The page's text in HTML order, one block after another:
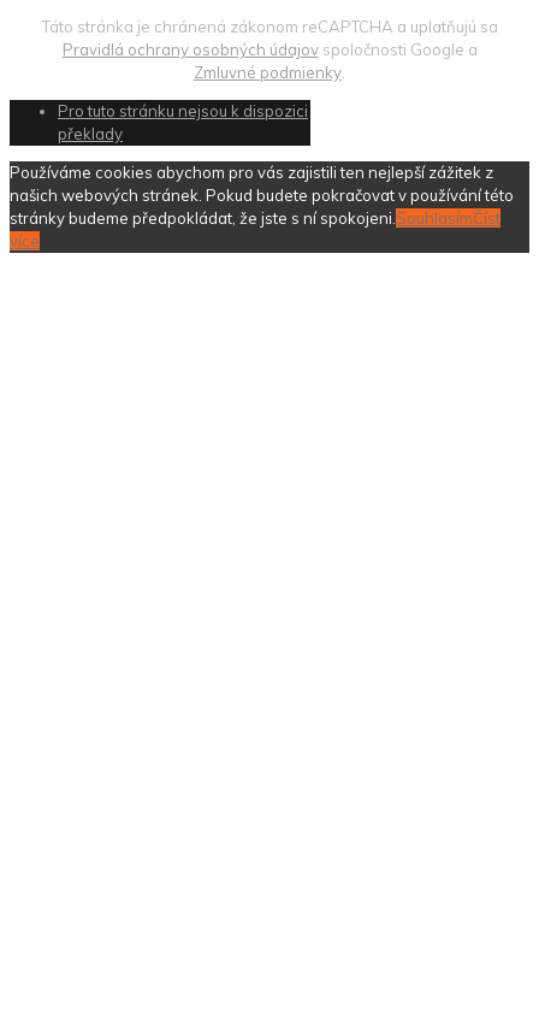
Táto stránka je chránená zákonom reCAPTCHA a uplatňujú sa
Pravidlá ochrany osobných údajovspoločnosti Google a
Zmluvné podmienky
Pro tuto stránku nejsou k dispozici
překlady
Používáme cookies abychom pro vás zajistili ten nejlepší zážitek z
našich webových stránek. Pokud budete pokračovat v používání této
stránky budeme předpokládat, že jste s ní spokojeni. SouhlasímČíst
více